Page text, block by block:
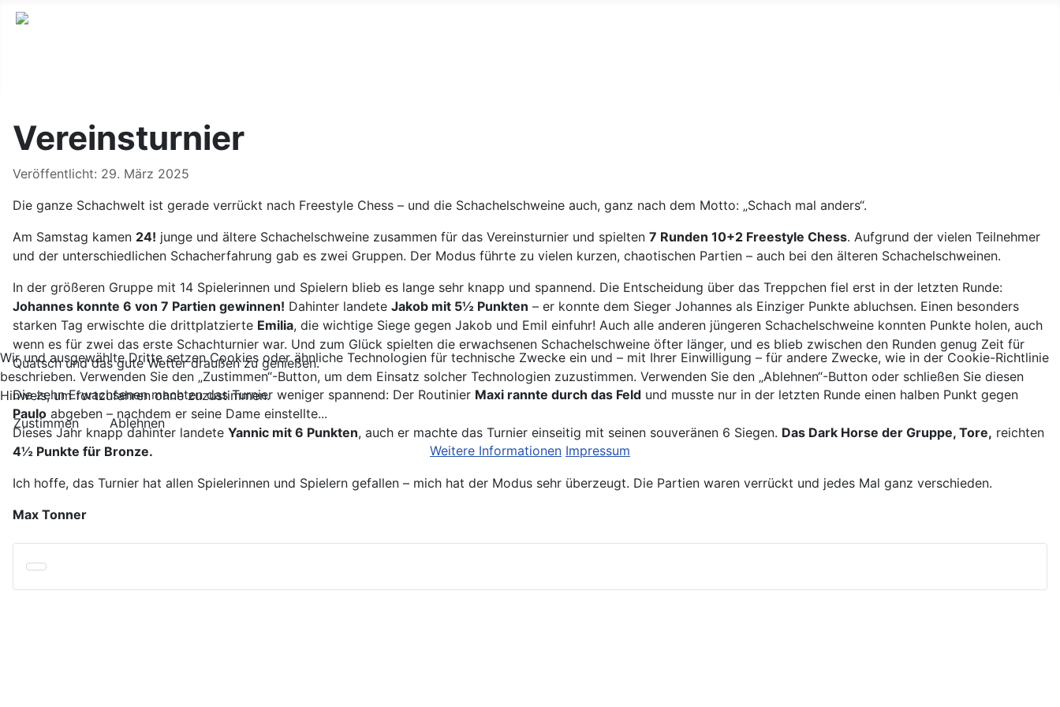
Vereinsturnier
Details
Veröffentlicht: 29. März 2025
Die ganze Schachwelt ist gerade verrückt nach Freestyle Chess – und die Schachelschweine auch, ganz nach dem Motto: „Schach mal anders“.
Am Samstag kamen 24! junge und ältere Schachelschweine zusammen für das Vereinsturnier und spielten 7 Runden 10+2 Freestyle Chess. Aufgrund der vielen Teilnehmer
und der unterschiedlichen Schacherfahrung gab es zwei Gruppen. Der Modus führte zu vielen kurzen, chaotischen Partien – auch bei den älteren Schachelschweinen.
In der größeren Gruppe mit 14 Spielerinnen und Spielern blieb es lange sehr knapp und spannend. Die Entscheidung über das Treppchen fiel erst in der letzten Runde:
Johannes konnte 6 von 7 Partien gewinnen! Dahinter landete Jakob mit 5½ Punkten – er konnte dem Sieger Johannes als Einziger Punkte abluchsen. Einen besonders
starken Tag erwischte die drittplatzierte Emilia, die wichtige Siege gegen Jakob und Emil einfuhr! Auch alle anderen jüngeren Schachelschweine konnten Punkte holen, auch
wenn es für zwei das erste Schachturnier war. Und zum Glück spielten die erwachsenen Schachelschweine öfter länger, und es blieb zwischen den Runden genug Zeit für
Quatsch und das gute Wetter draußen zu genießen.
Die zehn Erwachsenen machten das Turnier weniger spannend: Der Routinier Maxi rannte durch das Feld und musste nur in der letzten Runde einen halben Punkt gegen
Paulo abgeben – nachdem er seine Dame einstellte...
Dieses Jahr knapp dahinter landete Yannic mit 6 Punkten, auch er machte das Turnier einseitig mit seinen souveränen 6 Siegen. Das Dark Horse der Gruppe, Tore, reichten
4½ Punkte für Bronze.
Ich hoffe, das Turnier hat allen Spielerinnen und Spielern gefallen – mich hat der Modus sehr überzeugt. Die Partien waren verrückt und jedes Mal ganz verschieden.
Max Tonner
Wir und ausgewählte Dritte setzen Cookies oder ähnliche Technologien für technische Zwecke ein und – mit Ihrer Einwilligung – für andere Zwecke, wie in der Cookie-Richtlinie
beschrieben. Verwenden Sie den „Zustimmen“-Button, um dem Einsatz solcher Technologien zuzustimmen. Verwenden Sie den „Ablehnen“-Button oder schließen Sie diesen
Hinweis, um fortzufahren ohne zuzustimmen.
Zustimmen
Ablehnen
Weitere Informationen Impressum